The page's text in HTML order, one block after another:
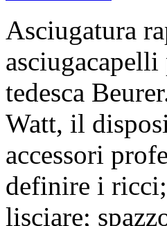
Asciugatura
tedesca
Watt, il
accessori
definire i
lisciare;